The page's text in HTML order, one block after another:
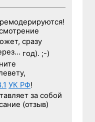
сразу
год). ;-)
УК РФ!
за собой
(отзыв)